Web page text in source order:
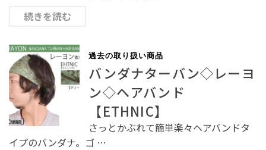
続きを読む
過去の取り扱い商品
バンダナターバン◇レーヨ
ン◇ヘアバンド
【ETHNIC】
さっとかぶれて簡単楽々ヘアバンドタ
イプのバンダナ。ゴ …